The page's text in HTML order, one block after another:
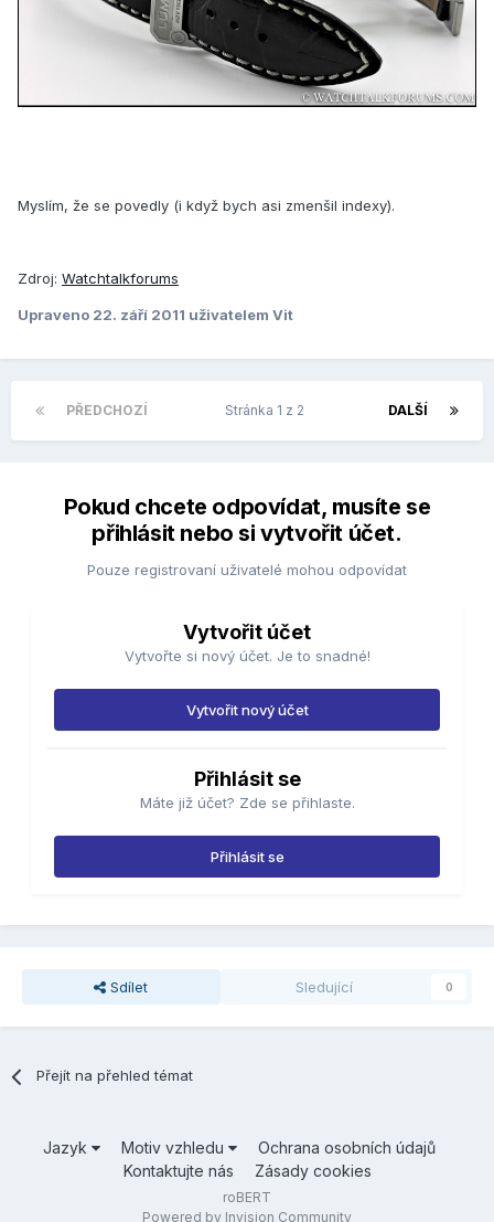
Myslím, že se povedly (i když bych asi zmenšil indexy).
Zdroj: Watchtalkforums
Upraveno 22. září 2011 uživatelem Vit
PŘEDCHOZÍ DALŠÍ
Stránka 1 z 2
Pokud chcete odpovídat, musíte se
přihlásit nebo si vytvořit účet.
Pouze registrovaní uživatelé mohou odpovídat
Vytvořit účet
Vytvořte si nový účet. Je to snadné!
Vytvořit nový účet
Přihlásit se
Máte již účet? Zde se přihlaste.
Přihlásit se
Sdílet Sledující 0
Přejít na přehled témat
Jazyk Motiv vzhledu
Ochrana osobních údajů
Kontaktujte nás
Zásady cookies
roBERT
Powered by Invision Community